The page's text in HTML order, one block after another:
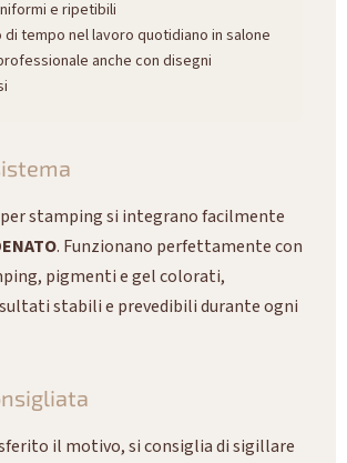
e ripetibili
tempo nel lavoro quotidiano in salone
anche con disegni
stamping si integrano facilmente
. Funzionano perfettamente con
pigmenti e gel colorati,
stabili e prevedibili durante ogni
il motivo, si consiglia di sigillare